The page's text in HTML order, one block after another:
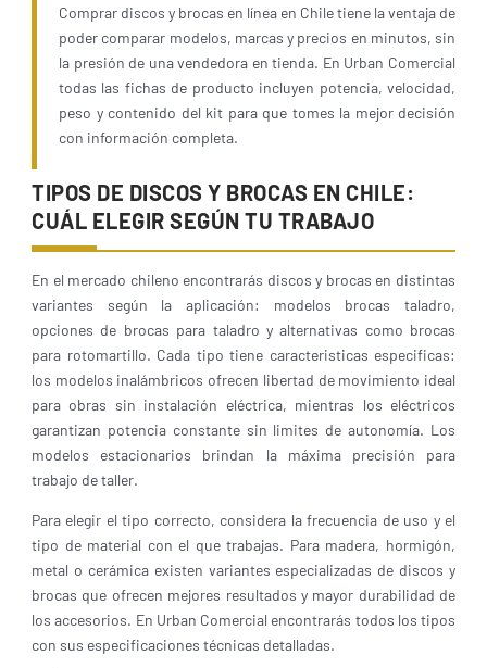
Comprar discos y brocas en línea en Chile tiene la ventaja de
poder comparar modelos, marcas y precios en minutos, sin
la presión de una vendedora en tienda. En Urban Comercial
todas las fichas de producto incluyen potencia, velocidad,
peso y contenido del kit para que tomes la mejor decisión
con información completa.
TIPOS DE DISCOS Y BROCAS EN CHILE:
CUÁL ELEGIR SEGÚN TU TRABAJO
En el mercado chileno encontrarás discos y brocas en distintas
variantes según la aplicación: modelos brocas taladro,
opciones de brocas para taladro y alternativas como brocas
para rotomartillo. Cada tipo tiene caracteristicas especificas:
los modelos inalámbricos ofrecen libertad de movimiento ideal
para obras sin instalación eléctrica, mientras los eléctricos
garantizan potencia constante sin limites de autonomía. Los
modelos estacionarios brindan la máxima precisión para
trabajo de taller.
Para elegir el tipo correcto, considera la frecuencia de uso y el
tipo de material con el que trabajas. Para madera, hormigón,
metal o cerámica existen variantes especializadas de discos y
brocas que ofrecen mejores resultados y mayor durabilidad de
los accesorios. En Urban Comercial encontrarás todos los tipos
con sus especificaciones técnicas detalladas.